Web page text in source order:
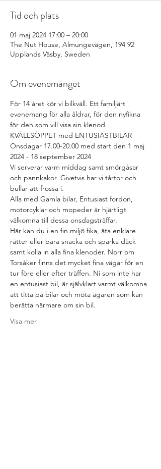
Tid och plats
01 maj 2024 17:00 – 20:00
The Nut House, Almungevägen, 194 92
Upplands Väsby, Sweden
Om evenemanget
För 14 året kör vi bilkväll. Ett familjärt
evenemang för alla åldrar, för den nyfikna
för den som vill visa sin klenod.
KVÄLLSÖPPET med ENTUSIASTBILAR
Onsdagar 17.00-20.00 med start den 1 maj
2024 - 18 september 2024
Vi serverar varm middag samt smörgåsar
och pannkakor. Givetvis har vi tårtor och
bullar att frossa i.
Alla med Gamla bilar, Entusiast fordon,
motorcyklar och mopeder är hjärtligt
välkomna till dessa onsdagsträffar.
Här kan du i en fin miljö fika, äta enklare
rätter eller bara snacka och sparka däck
samt kolla in alla fina klenoder. Norr om
Torsåker finns det mycket fina vägar för en
tur före eller efter träffen. Ni som inte har
en entusiast bil, är självklart varmt välkomna
att titta på bilar och möta ägaren som kan
berätta närmare om sin bil.
Visa mer